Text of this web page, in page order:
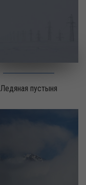
Ледяная пустыня